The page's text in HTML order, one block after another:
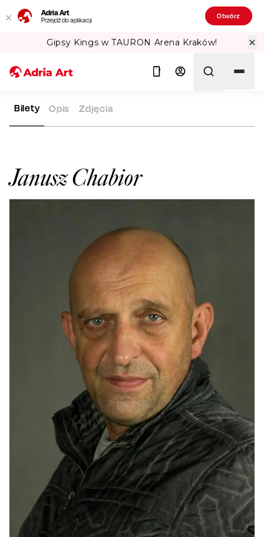
Adria Art
Przejdź do aplikacji Otwórz
Gipsy Kings w TAURON Arena Kraków!
ADRIA ART ARTYŚCI JANUSZ CHABIOR
Janusz Chabior
Bilety Opis Zdjęcia